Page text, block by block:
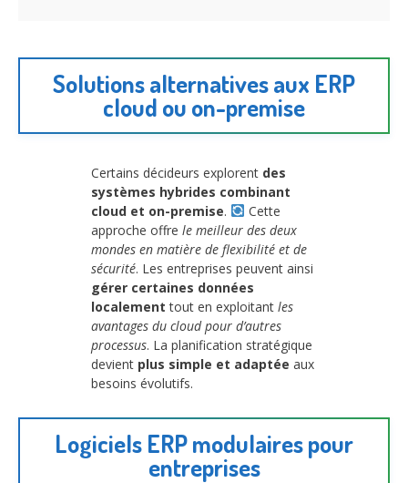
Solutions alternatives aux ERP
cloud ou on-premise
Certains décideurs explorent des
systèmes hybrides combinant
cloud et on-premise.
Cette
approche offre le meilleur des deux
mondes en matière de flexibilité et de
sécurité. Les entreprises peuvent ainsi
gérer certaines données
localement tout en exploitant les
avantages du cloud pour d’autres
processus. La planification stratégique
devient plus simple et adaptée aux
besoins évolutifs.
Logiciels ERP modulaires pour
entreprises